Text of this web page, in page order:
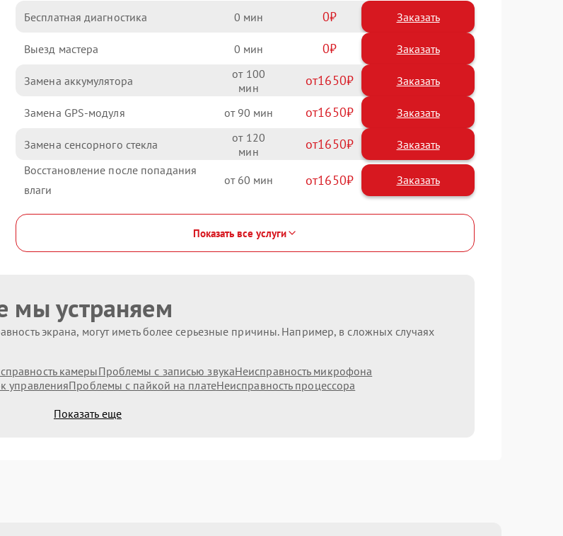
Бесплатная диагностика 0 0 Заказать
Выезд мастера 0 0 Заказать
Замена аккумулятора 100 1650
Замена GPS-модуля 90 1650
Замена сенсорного стекла 120 1650
Восстановление после попадания
влаги
60 1650
Показать все услуги
мы устраняем
экрана, могут иметь более серьезные причины. Например, в сложных случаях
камерыПроблемы с записью звукаНеисправность микрофона
управленияПроблемы с пайкой на платеНеисправность процессора
Показать еще